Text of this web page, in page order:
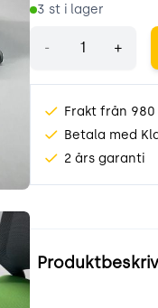
3 st i lager
- +
Frakt från 980
Betala med
2 års garanti